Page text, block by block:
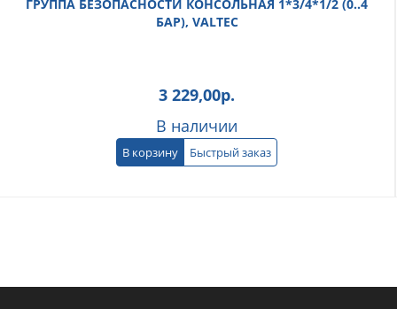
ГРУППА БЕЗОПАСНОСТИ КОНСОЛЬНАЯ 1*3/4*1/2 (0..4
БАР), VALTEC
3 229,00р.
В наличии
В корзину Быстрый заказ